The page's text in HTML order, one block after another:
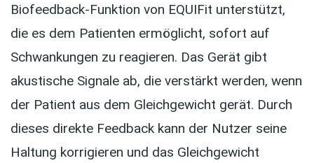
Biofeedback-Funktion von EQUIFit unterstützt,
die es dem Patienten ermöglicht, sofort auf
Schwankungen zu reagieren. Das Gerät gibt
akustische Signale ab, die verstärkt werden, wenn
der Patient aus dem Gleichgewicht gerät. Durch
dieses direkte Feedback kann der Nutzer seine
Haltung korrigieren und das Gleichgewicht